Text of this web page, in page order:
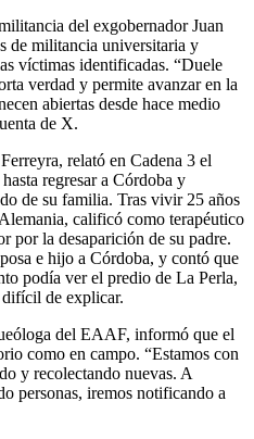
del exgobernador Juan
de militancia universitaria y
víctimas identificadas. “Duele
verdad y permite avanzar en la
abiertas desde hace medio
de X.
relató en Cadena 3 el
regresar a Córdoba y
de su familia. Tras vivir 25 años
calificó como terapéutico
por la desaparición de su padre.
e hijo a Córdoba, y contó que
podía ver el predio de La Perla,
de explicar.
del EAAF, informó que el
como en campo. “Estamos con
y recolectando nuevas. A
personas, iremos notificando a